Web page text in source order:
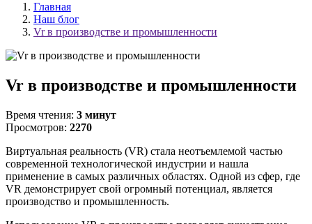
Главная
Наш блог
Vr в производстве и промышленности
Vr в производстве и промышленности
Время чтения: 3 минут
Просмотров: 2270
Виртуальная реальность (VR) стала неотъемлемой частью
современной технологической индустрии и нашла
применение в самых различных областях. Одной из сфер, где
VR демонстрирует свой огромный потенциал, является
производство и промышленность.